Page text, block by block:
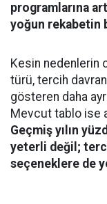
programlarına
yoğun rekabetin
Kesin nedenlerin
türü, tercih
gösteren daha
Mevcut tablo ise
Geçmiş yılın
yeterli değil;
seçeneklere de